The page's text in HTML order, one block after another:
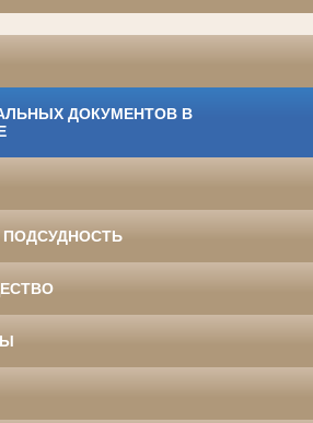
ДОКУМЕНТОВ В
ПОДСУДНОСТЬ